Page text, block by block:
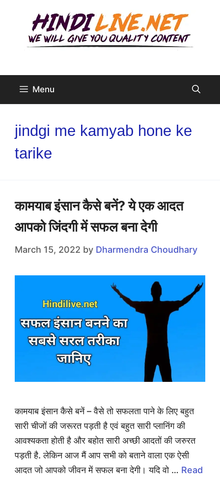
content
Menu
jindgi me kamyab hone ke
tarike
कामयाब इंसान कैसे बनें? ये एक आदत
आपको जिंदगी में सफल बना देगी
March 15, 2022 by Dharmendra Choudhary
कामयाब इंसान कैसे बनें – वैसे तो सफलता पाने के लिए बहुत
सारी चीजों की जरूरत पड़ती है एवं बहुत सारी प्लानिंग की
आवश्यकता होती है और बहोत सारी अच्छी आदतों की जरुरत
पड़ती है. लेकिन आज मैं आप सभी को बताने वाला एक ऐसी
आदत जो आपको जीवन में सफल बना देगी। यदि वो … Read